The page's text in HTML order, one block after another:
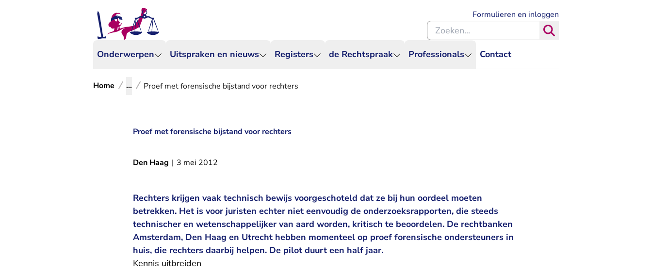
Onderwerpen Uitspraken en nieuws Registers de Rechtspraak Professionals Contact
Formulieren en inloggen
Zoeken binnen de Rechtspraak
Home ... Proef met forensische bijstand voor rechters
Proef met forensische bijstand voor rechters
Den Haag | 3 mei 2012
Rechters krijgen vaak technisch bewijs voorgeschoteld dat ze bij hun oordeel moeten
betrekken. Het is voor juristen echter niet eenvoudig de onderzoeksrapporten, die steeds
technischer en wetenschappelijker van aard worden, kritisch te beoordelen. De rechtbanken
Amsterdam, Den Haag en Utrecht hebben momenteel op proef forensische ondersteuners in
huis, die rechters daarbij helpen. De pilot duurt een half jaar.
Kennis uitbreiden